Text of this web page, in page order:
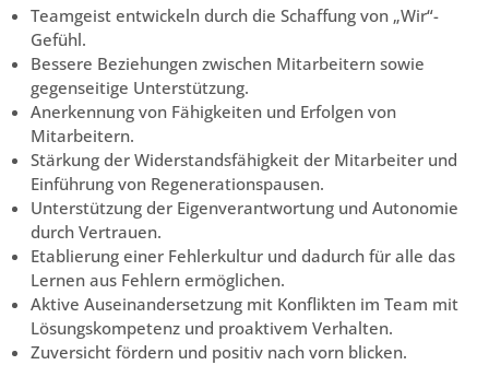
Teamgeist entwickeln durch die Schaffung von „Wir“-
Gefühl.
Bessere Beziehungen zwischen Mitarbeitern sowie
gegenseitige Unterstützung.
Anerkennung von Fähigkeiten und Erfolgen von
Mitarbeitern.
Stärkung der Widerstandsfähigkeit der Mitarbeiter und
Einführung von Regenerationspausen.
Unterstützung der Eigenverantwortung und Autonomie
durch Vertrauen.
Etablierung einer Fehlerkultur und dadurch für alle das
Lernen aus Fehlern ermöglichen.
Aktive Auseinandersetzung mit Konflikten im Team mit
Lösungskompetenz und proaktivem Verhalten.
Zuversicht fördern und positiv nach vorn blicken.